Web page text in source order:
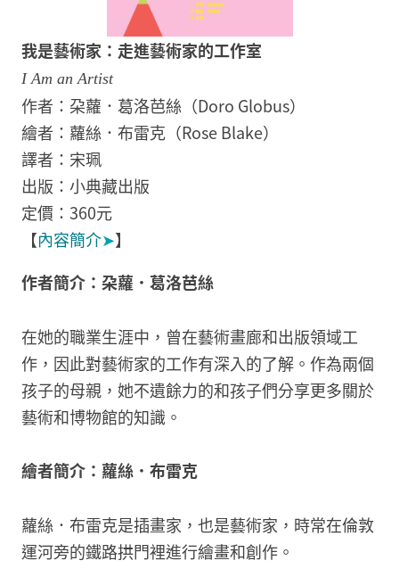
我是藝術家：走進藝術家的工作室
I Am an Artist
作者：朶蘿．葛洛芭絲（Doro Globus）
繪者：蘿絲．布雷克（Rose Blake）
譯者：宋珮
出版：小典藏出版
定價：360元
【內容簡介➤】
作者簡介：朶蘿．葛洛芭絲
在她的職業生涯中，曾在藝術畫廊和出版領域工
作，因此對藝術家的工作有深入的了解。作為兩個
孩子的母親，她不遺餘力的和孩子們分享更多關於
藝術和博物館的知識。
繪者簡介：蘿絲．布雷克
蘿絲．布雷克是插畫家，也是藝術家，時常在倫敦
運河旁的鐵路拱門裡進行繪畫和創作。